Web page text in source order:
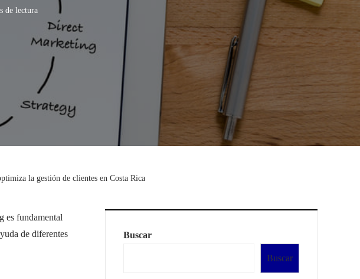
de lectura
la gestión de clientes en Costa Rica
es fundamental
de diferentes
Buscar
Buscar